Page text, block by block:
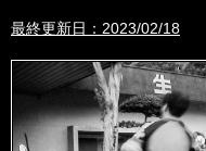
最終更新日：2023/02/18